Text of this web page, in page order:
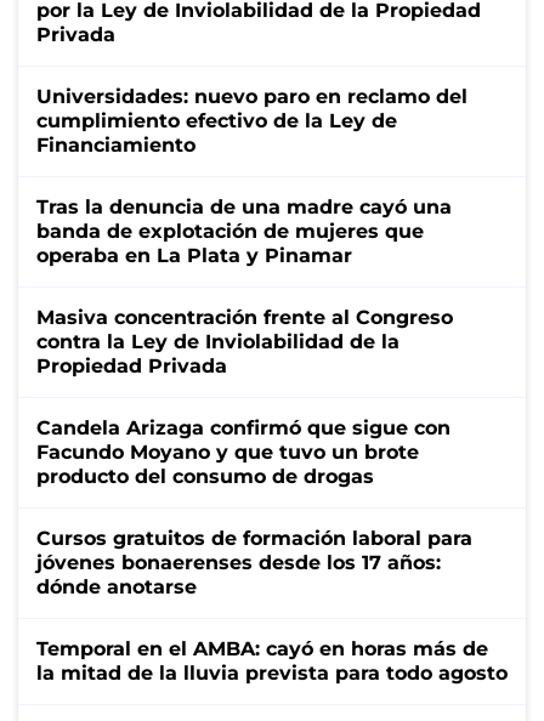
por la Ley de Inviolabilidad de la Propiedad
Privada
Universidades: nuevo paro en reclamo del
cumplimiento efectivo de la Ley de
Financiamiento
Tras la denuncia de una madre cayó una
banda de explotación de mujeres que
operaba en La Plata y Pinamar
Masiva concentración frente al Congreso
contra la Ley de Inviolabilidad de la
Propiedad Privada
Candela Arizaga confirmó que sigue con
Facundo Moyano y que tuvo un brote
producto del consumo de drogas
Cursos gratuitos de formación laboral para
jóvenes bonaerenses desde los 17 años:
dónde anotarse
Temporal en el AMBA: cayó en horas más de
la mitad de la lluvia prevista para todo agosto